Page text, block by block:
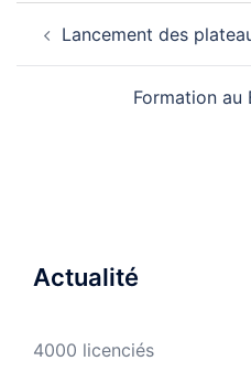
d’article
Lancement des
Formation au
Actualité
4000 licenciés